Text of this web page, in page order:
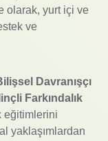
olarak, yurt içi ve
ve
Davranışçı
Farkındalık
eğitimlerini
yaklaşımlardan